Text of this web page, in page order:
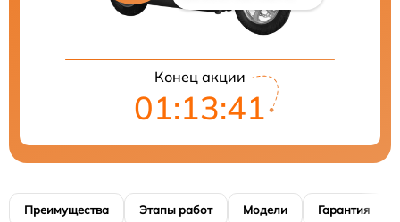
Конец акции
01:13:40
Преимущества Этапы работ Модели Гарантия